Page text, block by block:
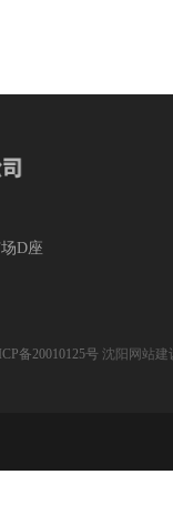
D座
备20010125号 沈阳网站建